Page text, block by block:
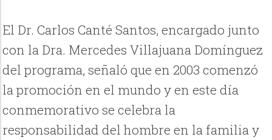
El Dr. Carlos Canté Santos, encargado junto
con la Dra. Mercedes Villajuana Domínguez
del programa, señaló que en 2003 comenzó
la promoción en el mundo y en este día
conmemorativo se celebra la
responsabilidad del hombre en la familia y